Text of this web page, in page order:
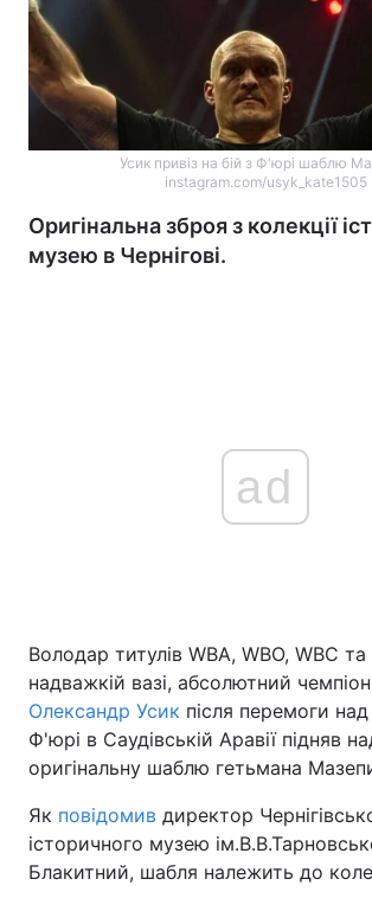
Усик привіз на бій з Ф'юрі шаблю
instagram.com/usyk_kate1505
Оригінальна зброя з колекції
музею в Чернігові.
ad
Володар титулів WBA, WBO, WBC та
надважкій вазі, абсолютний
Олександр Усик після перемоги
Ф'юрі в Саудівській Аравії підняв
оригінальну шаблю гетьмана
Як повідомив директор
історичного музею
Блакитний, шабля належить до